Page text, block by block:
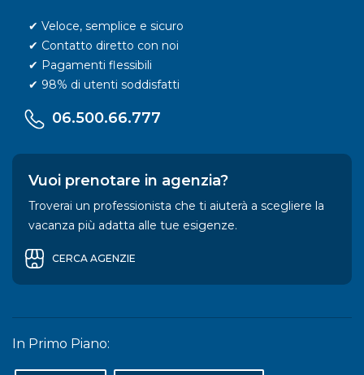
✔ Veloce, semplice e sicuro
✔ Contatto diretto con noi
✔ Pagamenti flessibili
✔ 98% di utenti soddisfatti
06.500.66.777
Vuoi prenotare in agenzia?
Troverai un professionista che ti aiuterà a scegliere la
vacanza più adatta alle tue esigenze.
CERCA AGENZIE
In Primo Piano: